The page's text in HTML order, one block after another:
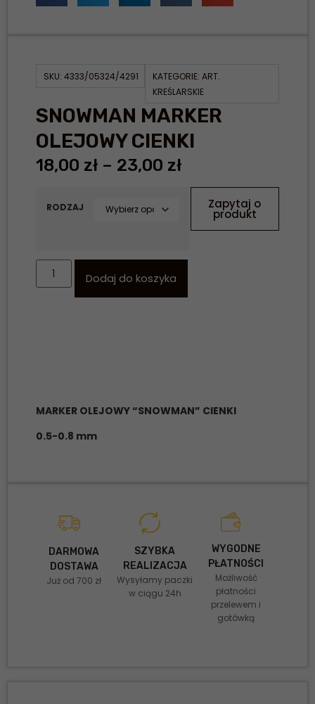
SKU: 4333/05324/4291 KATEGORIE: ART.
KREŚLARSKIE
SNOWMAN MARKER
OLEJOWY CIENKI
18,00 zł – 23,00 zł
RODZAJ
Dodaj do koszyka
Zapytaj o
produkt
MARKER OLEJOWY “SNOWMAN” CIENKI
0.5-0.8 mm
DARMOWA
DOSTAWA
Już od 700 zł
SZYBKA
REALIZACJA
Wysyłamy paczki
w ciągu 24h
WYGODNE
PŁATNOŚCI
Możliwość
płatności
przelewem i
gotówką